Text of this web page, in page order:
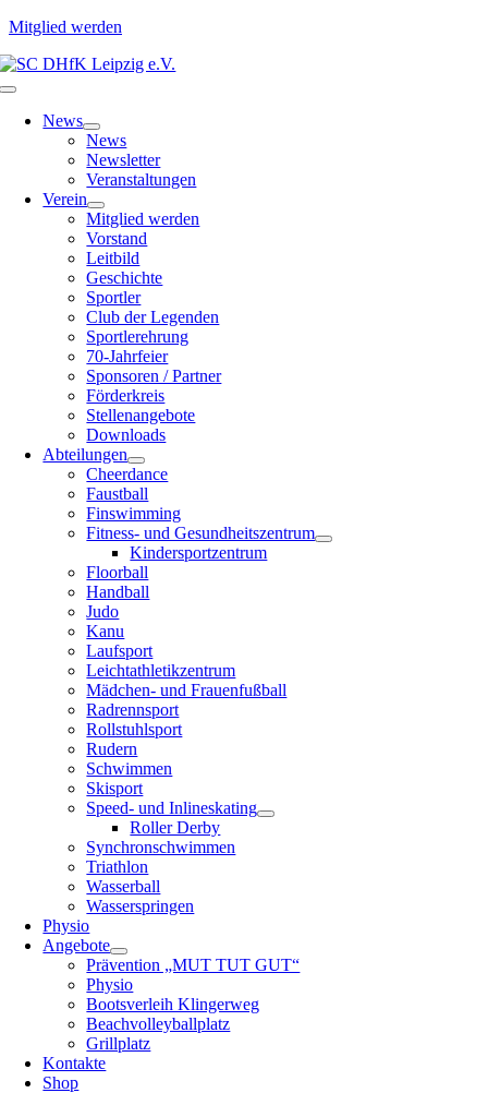
Mitglied werden
Zum
Inhalt
Toggle
NavigationNews
News
Newsletter
Veranstaltungen
Verein
Mitglied werden
Vorstand
Leitbild
Geschichte
Sportler
Club der Legenden
Sportlerehrung
70-Jahrfeier
Sponsoren / Partner
Förderkreis
Stellenangebote
Downloads
Abteilungen
Cheerdance
Faustball
Finswimming
Fitness- und Gesundheitszentrum
Kindersportzentrum
Floorball
Handball
Judo
Kanu
Laufsport
Leichtathletikzentrum
Mädchen- und Frauenfußball
Radrennsport
Rollstuhlsport
Rudern
Schwimmen
Skisport
Speed- und Inlineskating
Roller Derby
Synchronschwimmen
Triathlon
Wasserball
Wasserspringen
Physio
Angebote
Prävention „MUT TUT GUT“
Physio
Bootsverleih Klingerweg
Beachvolleyballplatz
Grillplatz
Kontakte
Shop